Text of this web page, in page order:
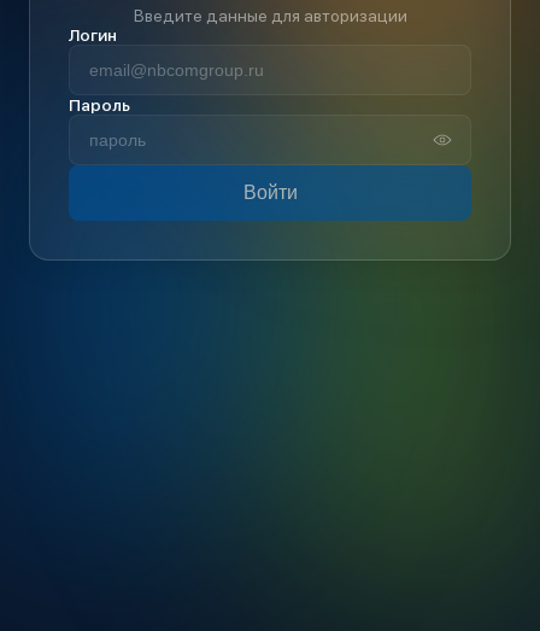
Введите данные для авторизации
Логин
Пароль
Войти